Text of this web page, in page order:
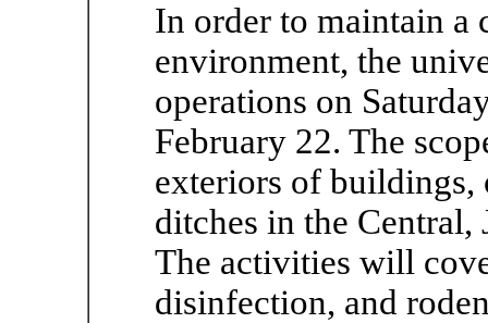
In order to maintain a
environment, the
operations on
February 22. The
exteriors of buildings,
ditches in the Central,
The activities will
disinfection, and